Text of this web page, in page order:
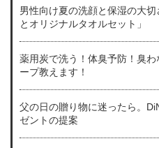
男性向け夏の洗顔と保湿の大
とオリジナルタオルセット」
薬用炭で洗う！体臭予防！臭
ープ教えます！
父の日の贈り物に迷ったら。
ゼントの提案